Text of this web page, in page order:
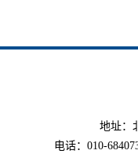
地址：
电话：010-